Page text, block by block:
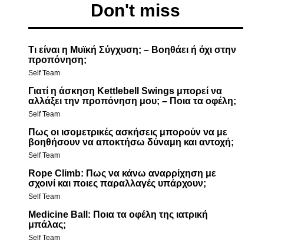
Don't miss
Τι είναι η Μυϊκή Σύγχυση; – Βοηθάει ή όχι στην
προπόνηση;
Self Team
Γιατί η άσκηση Kettlebell Swings μπορεί να
αλλάξει την προπόνηση μου; – Ποια τα οφέλη;
Self Team
Πως οι ισομετρικές ασκήσεις μπορούν να με
βοηθήσουν να αποκτήσω δύναμη και αντοχή;
Self Team
Rope Climb: Πως να κάνω αναρρίχηση με
σχοινί και ποιες παραλλαγές υπάρχουν;
Self Team
Medicine Ball: Ποια τα οφέλη της ιατρική
μπάλας;
Self Team